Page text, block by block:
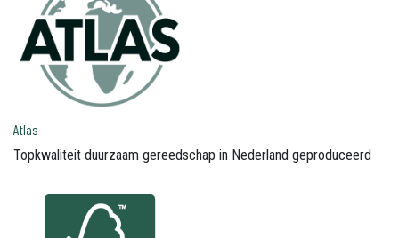
Atlas
Topkwaliteit duurzaam gereedschap in Nederland geproduceerd